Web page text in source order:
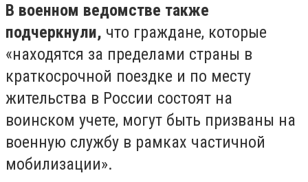
В военном ведомстве также
подчеркнули, что граждане, которые
«находятся за пределами страны в
краткосрочной поездке и по месту
жительства в России состоят на
воинском учете, могут быть призваны на
военную службу в рамках частичной
мобилизации».